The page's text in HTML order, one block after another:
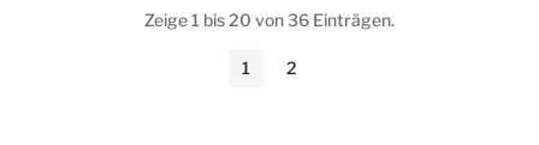
Zeige 1 bis 20 von 36 Einträgen.
Seite
1 Seite
2